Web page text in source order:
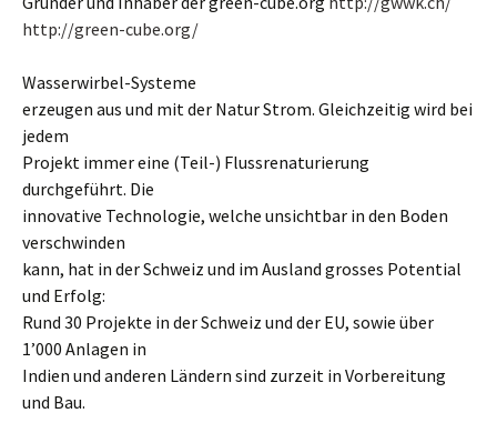
http://green-cube.org/
Wasserwirbel-Systeme
erzeugen aus und mit der Natur Strom. Gleichzeitig wird bei
jedem
Projekt immer eine (Teil-) Flussrenaturierung
durchgeführt. Die
innovative Technologie, welche unsichtbar in den Boden
verschwinden
kann, hat in der Schweiz und im Ausland grosses Potential
und Erfolg:
Rund 30 Projekte in der Schweiz und der EU, sowie über
1’000 Anlagen in
Indien und anderen Ländern sind zurzeit in Vorbereitung
und Bau.